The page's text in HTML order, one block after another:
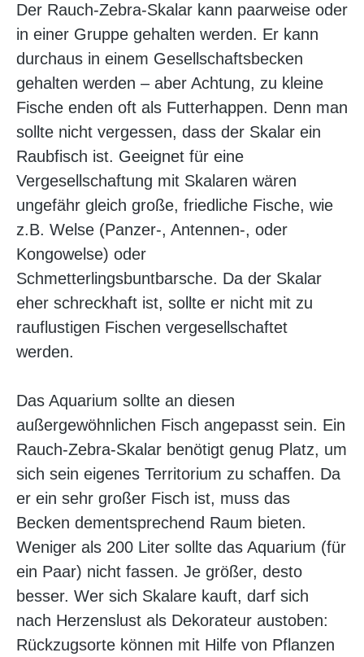
Der Rauch-Zebra-Skalar kann paarweise oder
in einer Gruppe gehalten werden. Er kann
durchaus in einem Gesellschaftsbecken
gehalten werden – aber Achtung, zu kleine
Fische enden oft als Futterhappen. Denn man
sollte nicht vergessen, dass der Skalar ein
Raubfisch ist. Geeignet für eine
Vergesellschaftung mit Skalaren wären
ungefähr gleich große, friedliche Fische, wie
z.B. Welse (Panzer-, Antennen-, oder
Kongowelse) oder
Schmetterlingsbuntbarsche. Da der Skalar
eher schreckhaft ist, sollte er nicht mit zu
rauflustigen Fischen vergesellschaftet
werden.
Das Aquarium sollte an diesen
außergewöhnlichen Fisch angepasst sein. Ein
Rauch-Zebra-Skalar benötigt genug Platz, um
sich sein eigenes Territorium zu schaffen. Da
er ein sehr großer Fisch ist, muss das
Becken dementsprechend Raum bieten.
Weniger als 200 Liter sollte das Aquarium (für
ein Paar) nicht fassen. Je größer, desto
besser. Wer sich Skalare kauft, darf sich
nach Herzenslust als Dekorateur austoben:
Rückzugsorte können mit Hilfe von Pflanzen